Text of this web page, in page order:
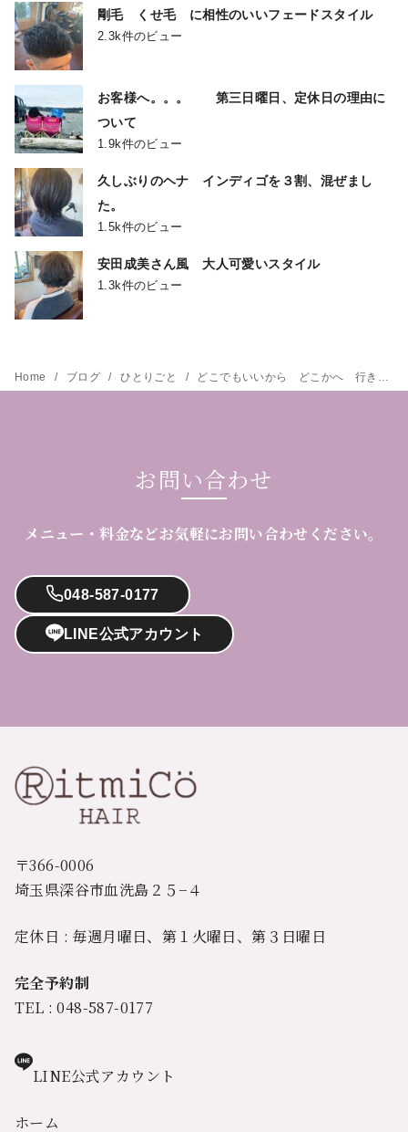
剛毛 くせ毛 に相性のいいフェードスタイル
2.3k件のビュー
お客様へ。。。 第三日曜日、定休日の理由に
ついて
1.9k件のビュー
久しぶりのヘナ インディゴを３割、混ぜまし
た。
1.5k件のビュー
安田成美さん風 大人可愛いスタイル
1.3k件のビュー
Home ブログ ひとりごと どこでもいいから どこかへ 行きたい phaさんの本
お問い合わせ
メニュー・料金などお気軽にお問い合わせください。
048-587-0177
LINE公式アカウント
〒366-0006
埼玉県深谷市血洗島２５−４
定休日 : 毎週月曜日、第１火曜日、第３日曜日
完全予約制
TEL : 048-587-0177
LINE公式アカウント
ホーム